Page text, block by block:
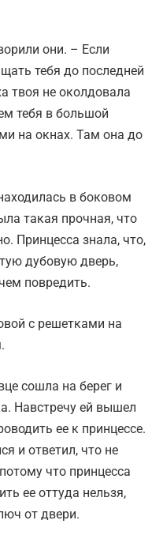
они. – Если
тебя до последней
твоя не околдовала
тебя в большой
на окнах. Там она до
в боковом
такая прочная, что
Принцесса знала, что,
дубовую дверь,
повредить.
с решетками на
сошла на берег и
Навстречу ей вышел
ее к принцессе.
и ответил, что не
что принцесса
ее оттуда нельзя,
от двери.